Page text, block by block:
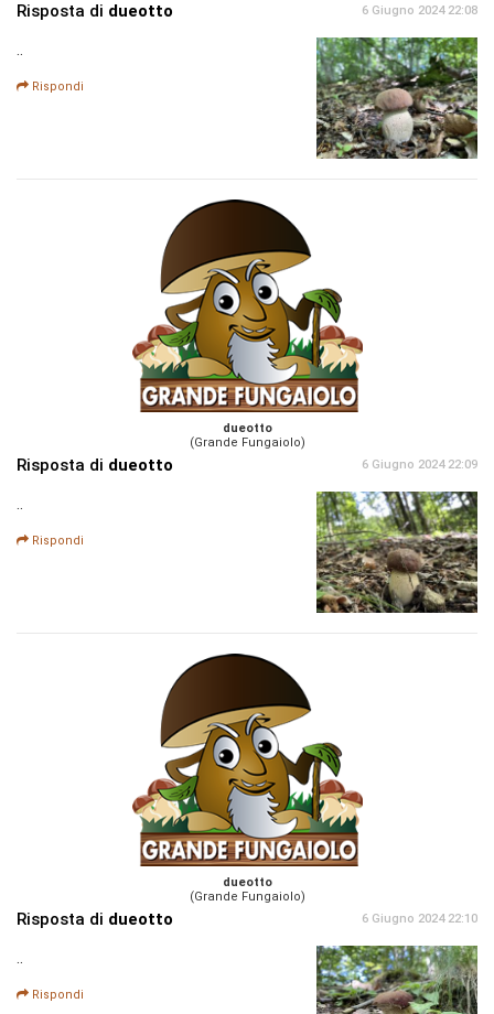
Risposta di dueotto 6 Giugno 2024 22:08
..
Rispondi
dueotto
(Grande Fungaiolo)
Risposta di dueotto 6 Giugno 2024 22:09
..
Rispondi
dueotto
(Grande Fungaiolo)
Risposta di dueotto 6 Giugno 2024 22:10
..
Rispondi